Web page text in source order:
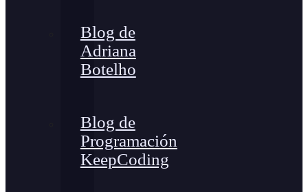
Blog de
Adriana
Botelho
Blog de
Programación
KeepCoding